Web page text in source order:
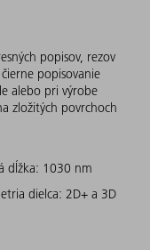
popisov, rezov
popisovanie
alebo pri výrobe
zložitých povrchoch
dĺžka: 1030 nm
dielca: 2D+ a 3D